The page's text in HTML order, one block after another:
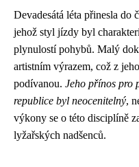
Devadesátá léta přinesla do
jehož styl jízdy byl
plynulostí pohybů. Malý
artistním výrazem, což z
podívanou. Jeho přínos pro
republice byl neocenitelný,
výkony se o této disciplíně
lyžařských nadšenců.